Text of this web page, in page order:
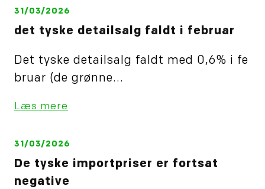
31/03/2026
det tyske detailsalg faldt i februar
Det tyske detailsalg faldt med 0,6% i fe
bruar (de grønne...
Læs mere
31/03/2026
De tyske importpriser er fortsat
negative